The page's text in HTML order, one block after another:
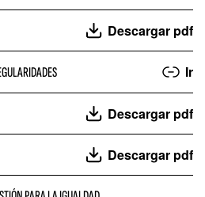
Descargar pdf
Ir
Descargar pdf
Descargar pdf